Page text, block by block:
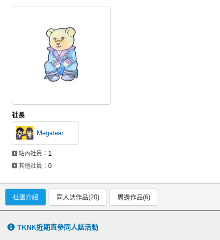
會員中心
註冊會員
登入
社長
Megatear
站內社員： 1
其他社員：0
社團介紹 同人誌作品(20) 周邊作品(6)
TKNK近期直參同人誌活動